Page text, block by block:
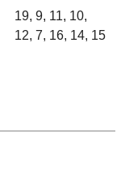
19, 9, 11, 10,
12, 7, 16, 14, 15